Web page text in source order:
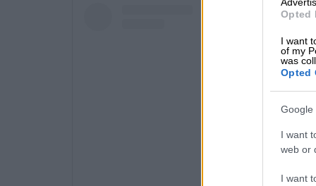
Opted
I want
of my
was
Opted
Google
I want
web or
I want